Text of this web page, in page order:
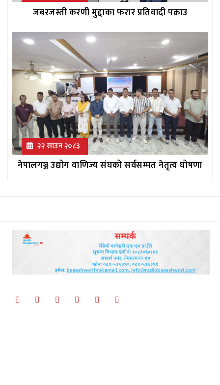
जबरजस्ती करणी मुद्दाका फरार प्रतिवादी पक्राउ
२२ साउन २०८३
नेपालगञ्ज उद्योग वाणिज्य संघको सर्वसम्मत नेतृत्व घोषणा